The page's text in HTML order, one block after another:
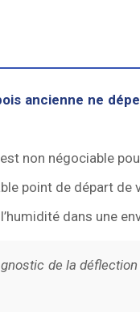
ancienne ne
non négociable
point de départ de
dans une
de la